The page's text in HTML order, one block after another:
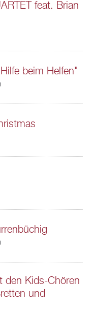
feat. Brian
beim Helfen"
den Kids-Chören
und